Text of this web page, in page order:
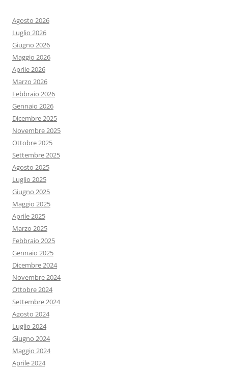
Agosto 2026
Luglio 2026
Giugno 2026
Maggio 2026
Aprile 2026
Marzo 2026
Febbraio 2026
Gennaio 2026
Dicembre 2025
Novembre 2025
Ottobre 2025
Settembre 2025
Agosto 2025
Luglio 2025
Giugno 2025
Maggio 2025
Aprile 2025
Marzo 2025
Febbraio 2025
Gennaio 2025
Dicembre 2024
Novembre 2024
Ottobre 2024
Settembre 2024
Agosto 2024
Luglio 2024
Giugno 2024
Maggio 2024
Aprile 2024